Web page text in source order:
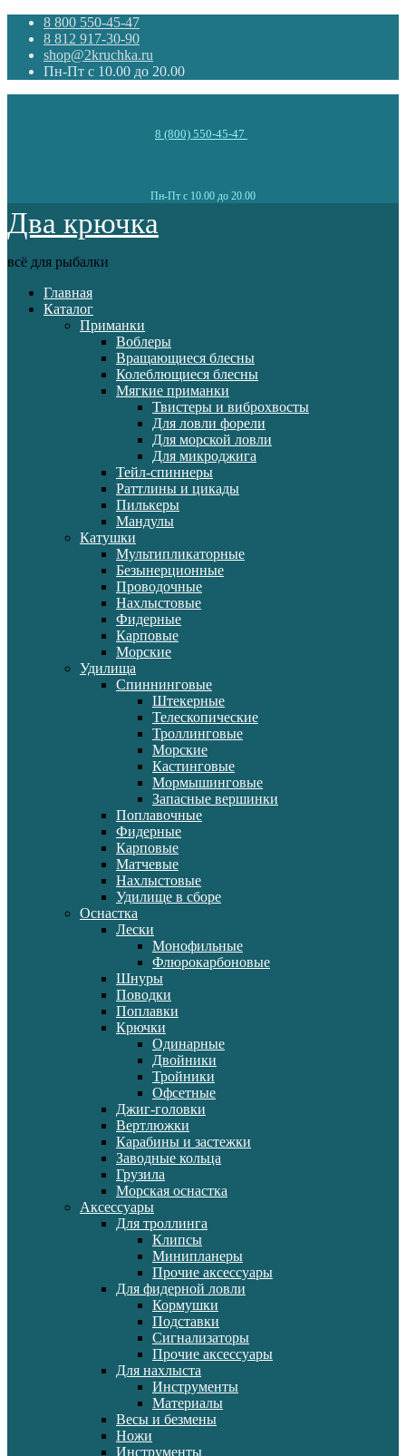
8 800 550-45-47
8 812 917-30-90
shop@2kruchka.ru
Пн-Пт с 10.00 до 20.00
8 (800) 550-45-47
Пн-Пт с 10.00 до 20.00
Два крючка
всё для рыбалки
Главная
Каталог
Приманки
Воблеры
Вращающиеся блесны
Колеблющиеся блесны
Мягкие приманки
Твистеры и виброхвосты
Для ловли форели
Для морской ловли
Для микроджига
Тейл-спиннеры
Раттлины и цикады
Пилькеры
Мандулы
Катушки
Мультипликаторные
Безынерционные
Проводочные
Нахлыстовые
Фидерные
Карповые
Морские
Удилища
Спиннинговые
Штекерные
Телескопические
Троллинговые
Морские
Кастинговые
Мормышинговые
Запасные вершинки
Поплавочные
Фидерные
Карповые
Матчевые
Нахлыстовые
Удилище в сборе
Оснастка
Лески
Монофильные
Флюрокарбоновые
Шнуры
Поводки
Поплавки
Крючки
Одинарные
Двойники
Тройники
Офсетные
Джиг-головки
Вертлюжки
Карабины и застежки
Заводные кольца
Грузила
Морская оснастка
Аксессуары
Для троллинга
Клипсы
Минипланеры
Прочие аксессуары
Для фидерной ловли
Кормушки
Подставки
Сигнализаторы
Прочие аксессуары
Для нахлыста
Инструменты
Материалы
Весы и безмены
Ножи
Инструменты